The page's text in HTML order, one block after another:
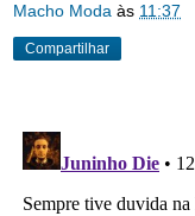
Macho Moda às 11:37
Compartilhar